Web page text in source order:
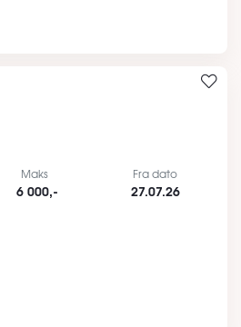
Maks
6 000,-
Fra dato
27.07.26